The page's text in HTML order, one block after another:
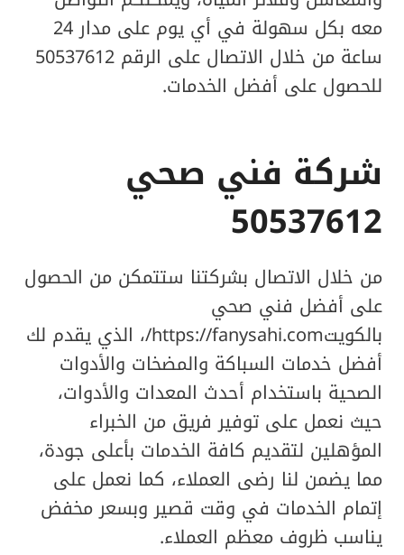
معه بكل سهولة في أي يوم على مدار 24
ساعة من خلال الاتصال على الرقم 50537612
للحصول على أفضل الخدمات.
شركة فني صحي
50537612
من خلال الاتصال بشركتنا ستتمكن من الحصول
على أفضل فني صحي
بالكويتhttps://fanysahi.com/، الذي يقدم لك
أفضل خدمات السباكة والمضخات والأدوات
الصحية باستخدام أحدث المعدات والأدوات،
حيث نعمل على توفير فريق من الخبراء
المؤهلين لتقديم كافة الخدمات بأعلى جودة،
مما يضمن لنا رضى العملاء، كما نعمل على
إتمام الخدمات في وقت قصير وبسعر مخفض
يناسب ظروف معظم العملاء.